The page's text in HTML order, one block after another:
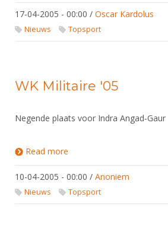
17-04-2005 - 00:00 / Oscar Kardolus
Nieuws Topsport
WK Militaire '05
Negende plaats voor Indra Angad-Gaur
Read more
10-04-2005 - 00:00 / Anoniem
Nieuws Topsport